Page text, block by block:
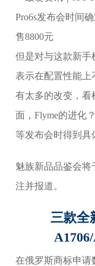
但是对与这款新手
表示在配置性能上
有太多的改变，看
面，Flyme的进化
等发布会时得到具
魅族新品品鉴会将
注并报道。
三款全
在俄罗斯商标申请